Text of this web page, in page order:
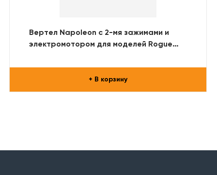
Вертел Napoleon с 2-мя зажимами и
электромотором для моделей Rogue
+ В корзину